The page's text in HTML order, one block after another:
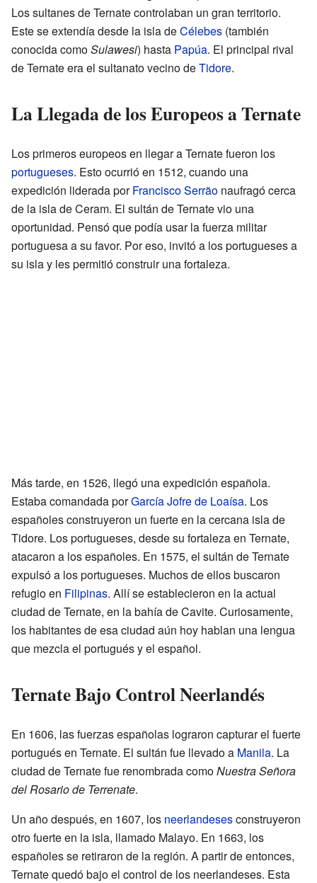
Los sultanes de Ternate controlaban un gran territorio.
Este se extendía desde la isla deCélebes (también
conocida comoSulawesi) hasta Papúa. El principal rival
de Ternate era el sultanato vecino deTidore.
La Llegada de los Europeos a Ternate
Los primeros europeos en llegar a Ternate fueron los
portugueses. Esto ocurrió en 1512, cuando una
expedición liderada porFrancisco Serrão naufragó cerca
de la isla de Ceram. El sultán de Ternate vio una
oportunidad. Pensó que podía usar la fuerza militar
portuguesa a su favor. Por eso, invitó a los portugueses a
su isla y les permitió construir una fortaleza.
Más tarde, en 1526, llegó una expedición española.
Estaba comandada porGarcía Jofre de Loaísa. Los
españoles construyeron un fuerte en la cercana isla de
Tidore. Los portugueses, desde su fortaleza en Ternate,
atacaron a los españoles. En 1575, el sultán de Ternate
expulsó a los portugueses. Muchos de ellos buscaron
refugio en Filipinas. Allí se establecieron en la actual
ciudad de Ternate, en la bahía de Cavite. Curiosamente,
los habitantes de esa ciudad aún hoy hablan una lengua
que mezcla el portugués y el español.
Ternate Bajo Control Neerlandés
En 1606, las fuerzas españolas lograron capturar el fuerte
portugués en Ternate. El sultán fue llevado a Manila. La
ciudad de Ternate fue renombrada comoNuestra Señora
del Rosario de Terrenate.
Un año después, en 1607, los neerlandesesconstruyeron
otro fuerte en la isla, llamado Malayo. En 1663, los
españoles se retiraron de la región. A partir de entonces,
Ternate quedó bajo el control de los neerlandeses. Esta